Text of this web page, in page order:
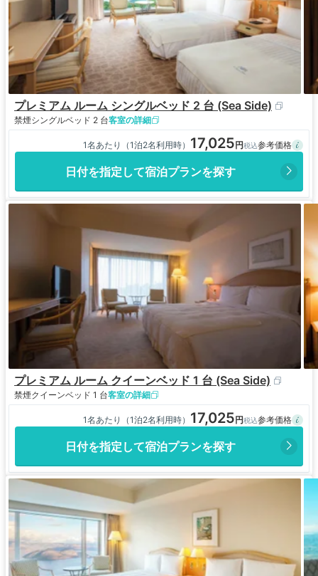
プレミアム ルーム シングルベッド 2 台 (Sea Side)
禁煙シングルベッド 2 台客室の詳細
1名あたり（1泊2名利用時） 17,025
日付を指定して宿泊プランを探す
プレミアム ルーム クイーンベッド 1 台 (Sea Side)
禁煙クイーンベッド 1 台客室の詳細
1名あたり（1泊2名利用時） 17,025
日付を指定して宿泊プランを探す